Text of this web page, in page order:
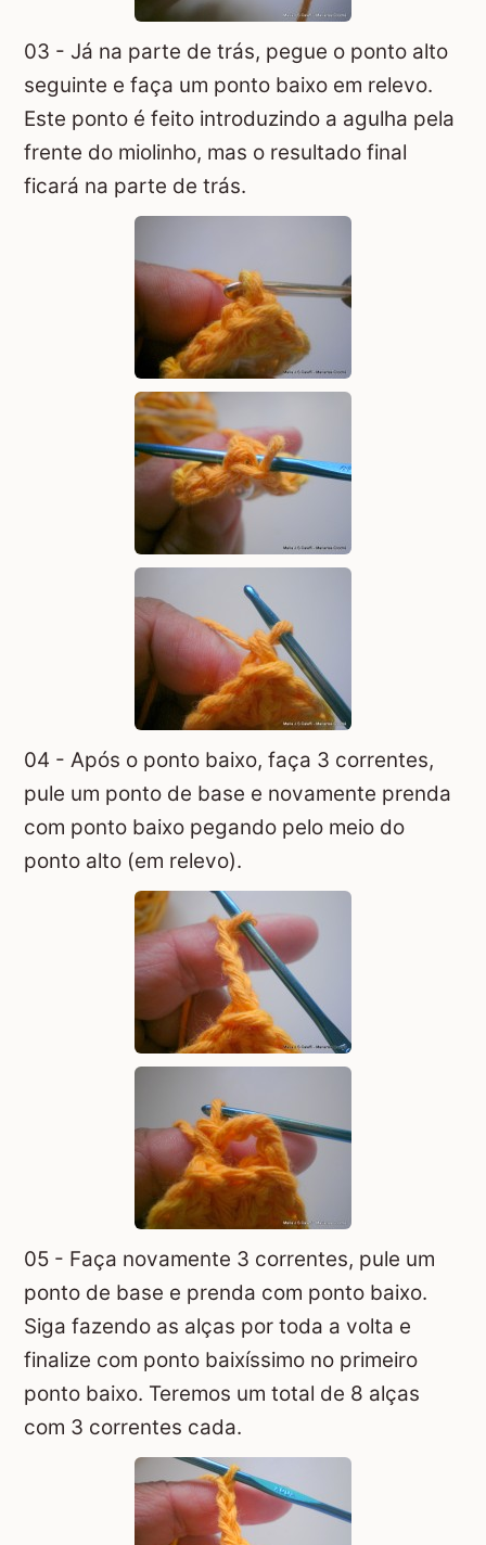
03 - Já na parte de trás, pegue o ponto alto
seguinte e faça um ponto baixo em relevo.
Este ponto é feito introduzindo a agulha pela
frente do miolinho, mas o resultado final
ficará na parte de trás.
04 - Após o ponto baixo, faça 3 correntes,
pule um ponto de base e novamente prenda
com ponto baixo pegando pelo meio do
ponto alto (em relevo).
05 - Faça novamente 3 correntes, pule um
ponto de base e prenda com ponto baixo.
Siga fazendo as alças por toda a volta e
finalize com ponto baixíssimo no primeiro
ponto baixo. Teremos um total de 8 alças
com 3 correntes cada.